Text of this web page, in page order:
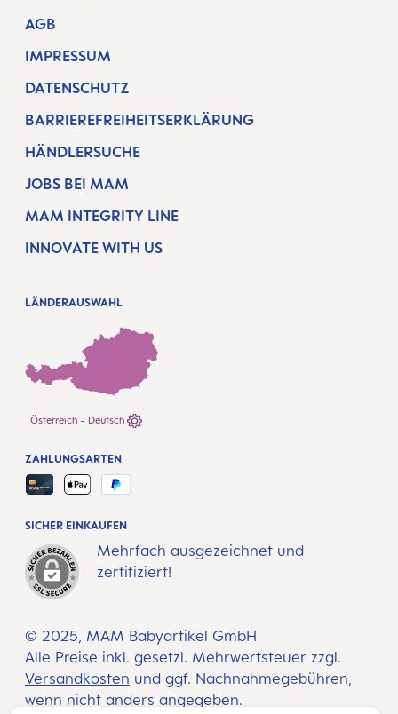
AGB
IMPRESSUM
DATENSCHUTZ
BARRIEREFREIHEITSERKLÄRUNG
HÄNDLERSUCHE
JOBS BEI MAM
MAM INTEGRITY LINE
INNOVATE WITH US
LÄNDERAUSWAHL
Österreich - Deutsch
© 2025, MAM Babyartikel GmbH
Alle Preise inkl. gesetzl. Mehrwertsteuer zzgl.
Versandkosten und ggf. Nachnahmegebühren,
wenn nicht anders angegeben.
SICHER EINKAUFEN
Mehrfach ausgezeichnet und
zertifiziert!
ZAHLUNGSARTEN